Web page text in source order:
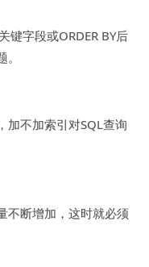
键字段或ORDER BY后
加不加索引对SQL查询
不断增加，这时就必须